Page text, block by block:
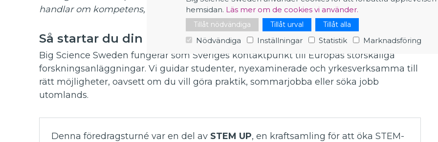
hemsidan. Läs mer om de cookies vi använder.
Tillåt nödvändiga Tillåt urval Tillåt alla
Nödvändiga Inställningar Statistik Marknadsföring
handlar om kompetens, innovation och framtidens samhällsutveckling."
Så startar du din egen resa
Big Science Sweden fungerar som Sveriges kontaktpunkt till Europas storskaliga
forskningsanläggningar. Vi guidar studenter, nyexaminerade och yrkesverksamma till
rätt möjligheter, oavsett om du vill göra praktik, sommarjobba eller söka jobb
utomlands.
Denna föredragsturné var en del av STEM UP, en kraftsamling för att öka STEM-